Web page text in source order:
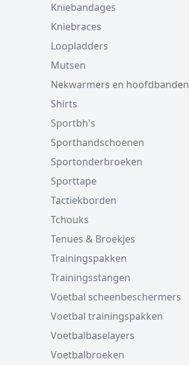
Kniebandages
Kniebraces
Loopladders
Mutsen
Nekwarmers en hoofdbanden
Shirts
Sportbh's
Sporthandschoenen
Sportonderbroeken
Sporttape
Tactiekborden
Tchouks
Tenues & Broekjes
Trainingspakken
Trainingsstangen
Voetbal scheenbeschermers
Voetbal trainingspakken
Voetbalbaselayers
Voetbalbroeken